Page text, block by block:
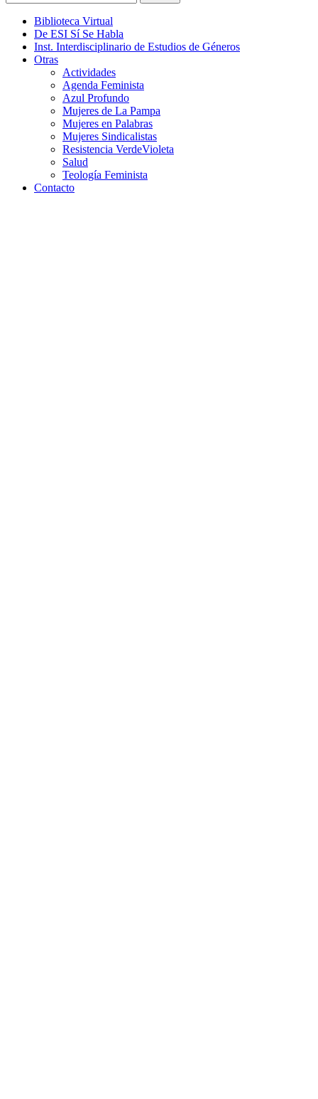
Biblioteca Virtual
De ESI Sí Se Habla
Inst. Interdisciplinario de Estudios de Géneros
Otras
Actividades
Agenda Feminista
Azul Profundo
Mujeres de La Pampa
Mujeres en Palabras
Mujeres Sindicalistas
Resistencia VerdeVioleta
Salud
Teología Feminista
Contacto